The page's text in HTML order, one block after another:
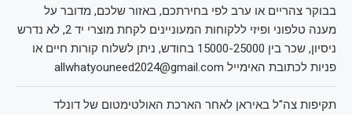
בבוקר צהריים או ערב לפי בחירתכם, באזור שלכם, מדובר על
מענה טלפוני ופיזי ללקוחות המעוניינים לקחת מוצרי יד 2, לא נדרש
ניסיון, שכר בין 15000-25000 בחודש, ניתן לשלוח קורות חיים או
פניות לכתובת האימייל allwhatyouneed2024@gmail.com
תקיפות צה"ל באיראן לאחר הארכת האולטימטום של דונלד